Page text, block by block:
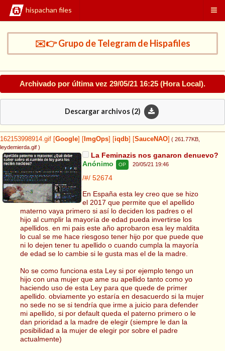
hispachan files
✉️👉 Grupo de Telegram de Hispafiles
Archivado por última vez 29/05/21 16:25 (Hora Local).
Descargar archivos (2)
162153998914.gif Google ImgOps iqdb SauceNAO ( 261.77KB
leydemierda.gif )
La Feminazis nos ganaron denuevo?
Anónimo
OP 20/05/21 19:46
/#/ 52674
En España esta ley creo que se hizo
el 2017 que permite que el apellido
materno vaya primero si así lo deciden los padres o el
hijo al cumplir la mayoría de edad pueda invertirse los
apellidos. en mi pais este año aprobaron esa ley maldita
lo cual se me hace riesgoso tener hijo por que puede que
ni lo dejen tener tu apellido o cuando cumpla la mayoría
de edad se lo cambie si le gusta mas el de la madre.
No se como funciona esta Ley si por ejemplo tengo un
hijo con una mujer que ame su apellido tanto como yo
haciendo uso de esta Ley para que quede de primer
apellido. obviamente yo estaría en desacuerdo si la mujer
no sede no se si tendría que irme a juicio para defender
mi apellido, si por default queda el paterno primero o le
dan prioridad a la madre de elegir (siempre le dan la
posibilidad a la mujer de elegir por sobre el padre
actualmente)